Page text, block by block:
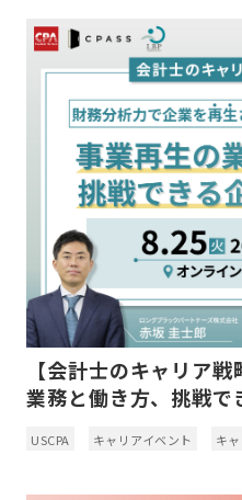
【会計士のキャリア
業務と働き方、挑戦で
USCPA キャリアイベント キ